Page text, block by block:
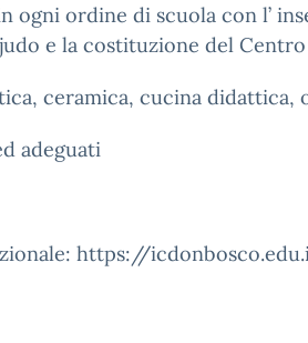
ogni ordine di scuola con l’
e la costituzione del
ceramica, cucina
adeguati
https://